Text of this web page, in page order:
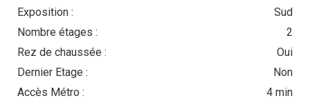
Exposition :
Sud
Nombre étages :
2
Rez de chaussée :
Oui
Dernier Etage :
Non
Accès Métro :
4 min